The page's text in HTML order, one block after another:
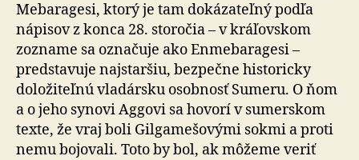
Mebaragesi, ktorý je tam dokázateľný podľa
nápisov z konca 28. storočia – v kráľovskom
zozname sa označuje ako Enmebaragesi –
predstavuje najstaršiu, bezpečne historicky
doložiteľnú vladársku osobnosť Sumeru. O ňom
a o jeho synovi Aggovi sa hovorí v sumerskom
texte, že vraj boli Gilgamešovými sokmi a proti
nemu bojovali. Toto by bol, ak môžeme veriť